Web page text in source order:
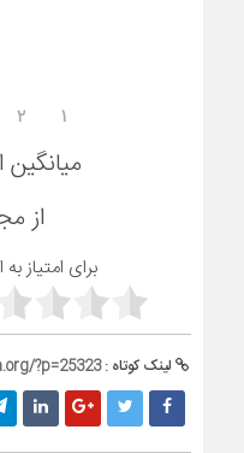
۱ ۲
میانگین
از
برای امتیاز
لینک کوتاه :?p=25323